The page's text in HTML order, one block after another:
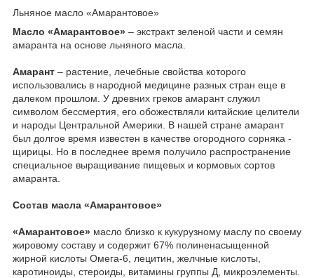
Льняное масло «Амарантовое»
Масло «Амарантовое» – экстракт зеленой части и семян
амаранта на основе льняного масла.
Амарант – растение, лечебные свойства которого
использовались в народной медицине разных стран еще в
далеком прошлом. У древних греков амарант служил
символом бессмертия, его обожествляли китайские целители
и народы Центральной Америки. В нашей стране амарант
был долгое время известен в качестве огородного сорняка -
щирицы. Но в последнее время получило распространение
специальное выращивание пищевых и кормовых сортов
амаранта.
Состав масла «Амарантовое»
«Амарантовое» масло близко к кукурузному маслу по своему
жировому составу и содержит 67% полиненасыщенной
жирной кислоты Омега-6, лецитин, желчные кислоты,
каротиноиды, стероиды, витамины группы Д, микроэлементы.